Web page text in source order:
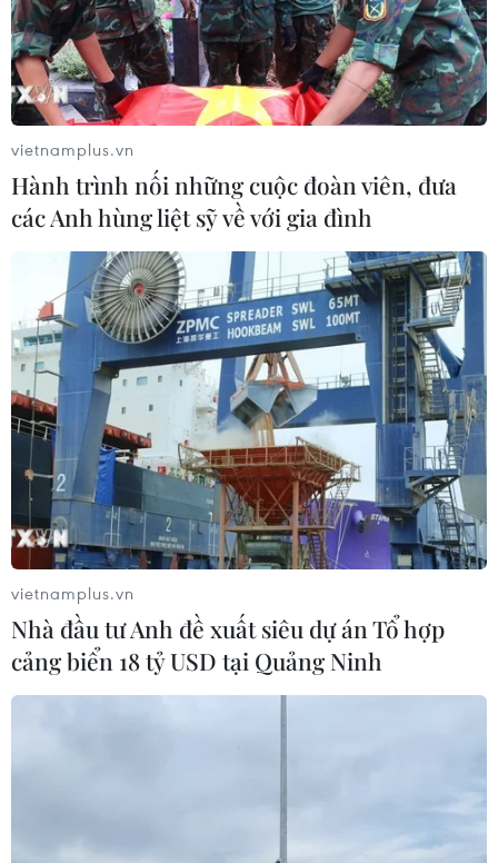
#Ninh Thuận #Diêm dân
#Lao đao
#Giá muối giảm
#Thời tiết
#Sản lượng
#Vận chuyển
#Tiêu thụ
#Cảng Ninh Chữ
#Tàu trọng tải lớn
Khánh Hòa Ninh Thuận
Theo dõi VietnamPlus
TIN LIÊN QUAN
vietnamplus.vn
Hành trình nối những cuộc đoàn viên, đưa
các Anh hùng liệt sỹ về với gia đình
vietnamplus.vn
Nhà đầu tư Anh đề xuất siêu dự án Tổ hợp
cảng biển 18 tỷ USD tại Quảng Ninh